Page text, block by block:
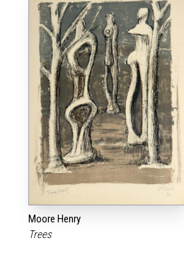
Moore Henry
Trees